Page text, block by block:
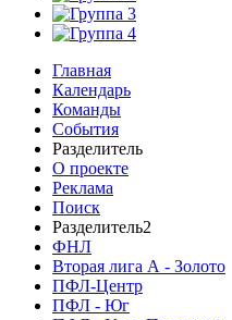
Главная
Календарь
Команды
События
Разделитель
О проекте
Реклама
Поиск
Разделитель2
ФНЛ
Вторая лига А - Золото
ПФЛ-Центр
ПФЛ - Юг